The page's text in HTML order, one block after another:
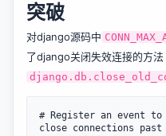
突破
对django源码中
了django关闭失效连接的方法
# Register an event
close connections past